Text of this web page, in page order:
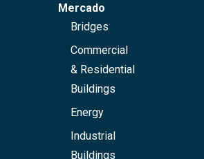
Mercado
Bridges
Commercial
& Residential
Buildings
Energy
Industrial
Buildings